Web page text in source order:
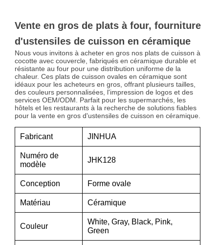
Vente en gros de plats à four, fourniture
d'ustensiles de cuisson en céramique
Nous vous invitons à acheter en gros nos plats de cuisson à
cocotte avec couvercle, fabriqués en céramique durable et
résistante au four pour une distribution uniforme de la
chaleur. Ces plats de cuisson ovales en céramique sont
idéaux pour les acheteurs en gros, offrant plusieurs tailles,
des couleurs personnalisées, l'impression de logos et des
services OEM/ODM. Parfait pour les supermarchés, les
hôtels et les restaurants à la recherche de solutions fiables
pour la vente en gros d'ustensiles de cuisson en céramique.
Fabricant JINHUA
Numéro de
modèle
JHK128
Conception Forme ovale
Matériau Céramique
Couleur
White, Gray, Black, Pink,
Green